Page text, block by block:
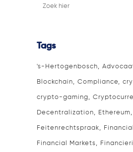
Tags
's-Hertogenbosch
Blockchain Compliance
crypto-gaming
Decentralization Ethereum
Feitenrechtspraak
Financial Markets